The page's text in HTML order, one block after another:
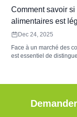
Comment savoir
alimentaires est
Dec 24, 2025
Face à un marché des
est essentiel de